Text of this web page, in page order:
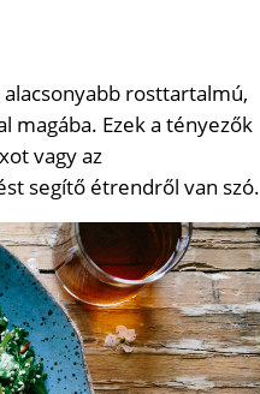
rosttartalmú,
magába. Ezek a tényezők
vagy az
segítő étrendről van szó.